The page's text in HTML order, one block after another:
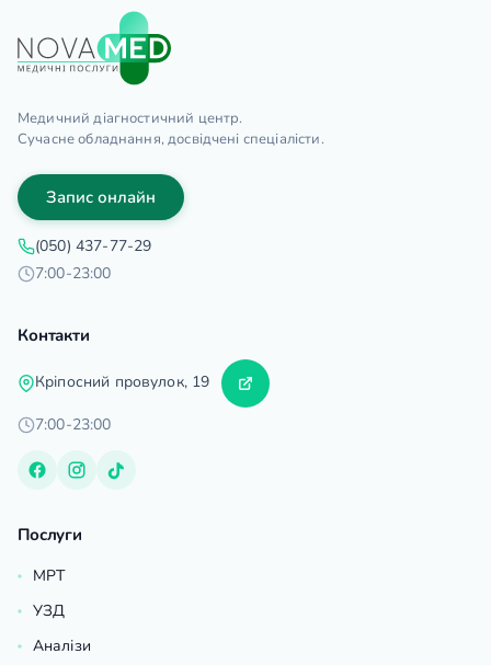
Медичний діагностичний центр.
Сучасне обладнання, досвідчені спеціалісти.
Запис онлайн
(050) 437-77-29
7:00-23:00
Контакти
Кріпосний провулок, 19
7:00-23:00
Послуги
МРТ
УЗД
Аналізи